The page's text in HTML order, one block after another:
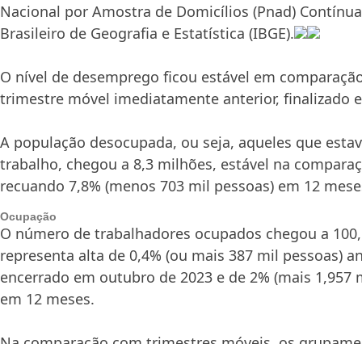
Nacional por Amostra de Domicílios (Pnad)
Brasileiro de Geografia e Estatística (IBGE).
O nível de desemprego ficou estável em
trimestre móvel imediatamente anterior, finalizado
A população desocupada, ou seja, aqueles que
trabalho, chegou a 8,3 milhões, estável na
recuando 7,8% (menos 703 mil pessoas) em 12
Ocupação
O número de trabalhadores ocupados chegou a
representa alta de 0,4% (ou mais 387 mil pessoas)
encerrado em outubro de 2023 e de 2% (mais 1,957
em 12 meses.